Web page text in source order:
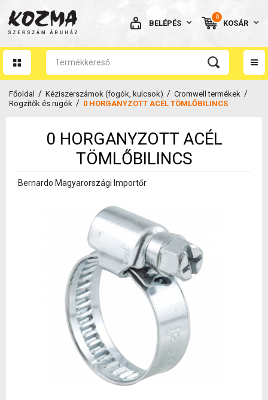
BELÉPÉS
BELÉPÉS
0
KOSÁR
Főoldal / Kéziszerszámok (fogók, kulcsok) / Cromwell termékek /
Rögzítők és rugók / 0 HORGANYZOTT ACÉL TÖMLŐBILINCS
0 HORGANYZOTT ACÉL
TÖMLŐBILINCS
Bernardo Magyarországi Importőr